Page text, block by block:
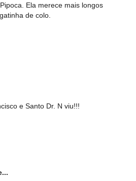
Ela merece mais longos
de colo.
e Santo Dr. N viu!!!